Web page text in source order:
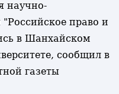
научно-
право и
в Шанхайском
сообщил в
газеты